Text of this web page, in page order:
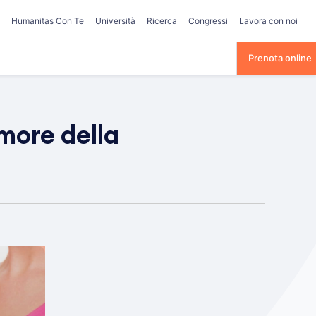
Humanitas Con Te Università Ricerca Congressi Lavora con noi
Prenota online
della